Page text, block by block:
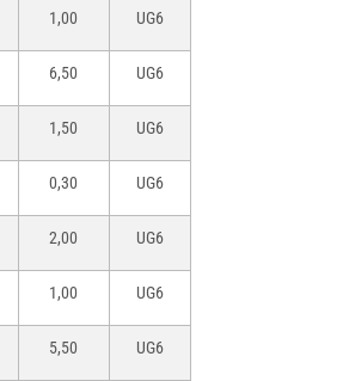
1,00 UG6
6,50 UG6
1,50 UG6
0,30 UG6
2,00 UG6
1,00 UG6
5,50 UG6